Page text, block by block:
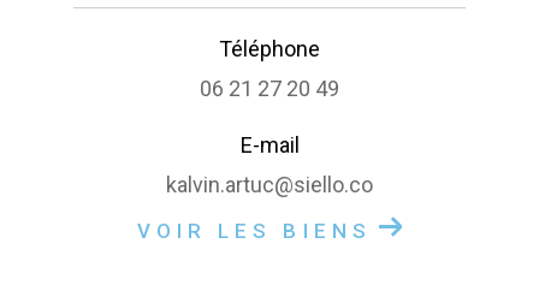
Téléphone
06 21 27 20 49
E-mail
kalvin.artuc@siello.co
VOIR LES BIENS